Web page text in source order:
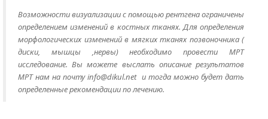
Возможности визуализации с помощью рентгена ограничены
определением изменений в костных тканях. Для определения
морфологических изменений в мягких тканях позвоночника (
диски, мышцы ,нервы) необходимо провести МРТ
исследование. Вы можете выслать описание результатов
МРТ нам на почту info@dikul.net и тогда можно будет дать
определенные рекомендации по лечению.